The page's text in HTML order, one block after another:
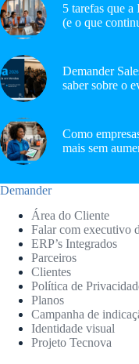
5 tarefas que
(e o que
Demander
saber sobre o
Como
mais sem
Demander
Área do Cliente
Falar com executivo
ERP’s Integrados
Parceiros
Clientes
Política de
Planos
Campanha de
Identidade visual
Projeto Tecnova